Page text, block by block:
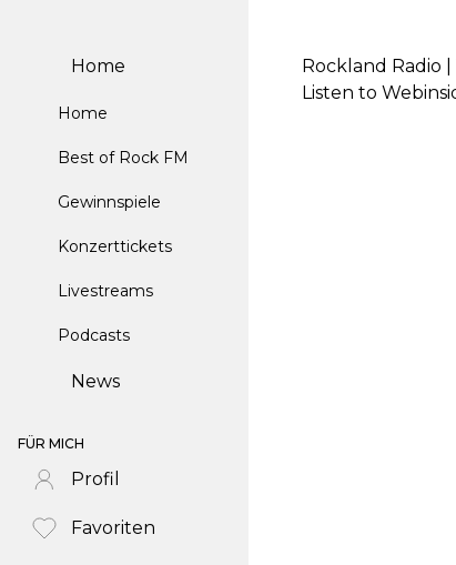
Home
Home
Best of Rock FM
Gewinnspiele
Konzerttickets
Livestreams
Podcasts
News
FÜR MICH
Profil
Favoriten
Rockland Radio
Listen to